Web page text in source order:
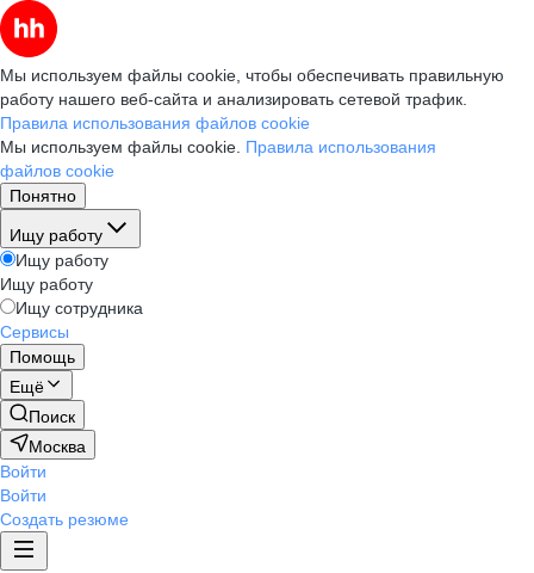
Мы используем файлы cookie, чтобы обеспечивать правильную
работу нашего веб-сайта и анализировать сетевой трафик.
Правила использования файлов cookie
Мы используем файлы cookie. Правила использования
файлов cookie
Понятно
Ищу работу
Ищу работу
Ищу работу
Ищу сотрудника
Сервисы
Помощь
Ещё
Поиск
Москва
Войти
Войти
Создать резюме